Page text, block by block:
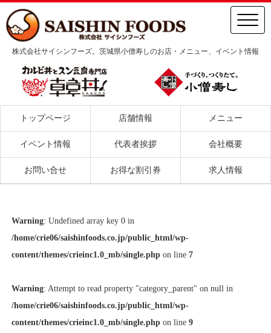
株式会社サイシンフーズ。茨城県小僧寿しのお店・メニュー、イベント情報
トップページ 店舗情報 メニュー
イベント情報 代表者挨拶 会社概要
お問い合せ お得な割引券 求人情報
Warning: Undefined array key 0 in
/home/crie06/saishinfoods.co.jp/public_html/wp-
content/themes/crieinc1.0_mb/single.phpon line 7
Warning: Attempt to read property "category_parent" on null in
/home/crie06/saishinfoods.co.jp/public_html/wp-
content/themes/crieinc1.0_mb/single.phpon line 9